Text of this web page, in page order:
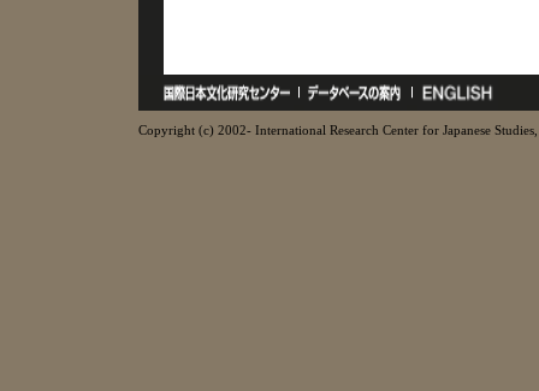
Copyright (c) 2002- International Research Center for Japanese